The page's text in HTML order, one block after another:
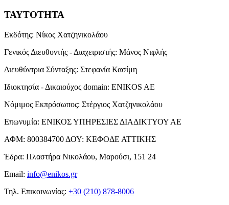
ΤΑΥΤΟΤΗΤΑ
Εκδότης: Νίκος Χατζηνικολάου
Γενικός Διευθυντής - Διαχειριστής: Μάνος Νιφλής
Διευθύντρια Σύνταξης: Στεφανία Κασίμη
Ιδιοκτησία - Δικαιούχος domain: ENIKOS AE
Νόμιμος Εκπρόσωπος: Στέργιος Χατζηνικολάου
Επωνυμία: ΕΝΙΚΟΣ ΥΠΗΡΕΣΙΕΣ ΔΙΑΔΙΚΤΥΟΥ ΑΕ
ΑΦΜ: 800384700 ΔΟΥ: ΚΕΦΟΔΕ ΑΤΤΙΚΗΣ
Έδρα: Πλαστήρα Νικολάου, Μαρούσι, 151 24
Email: info@enikos.gr
Τηλ. Επικοινωνίας: +30 (210) 878-8006